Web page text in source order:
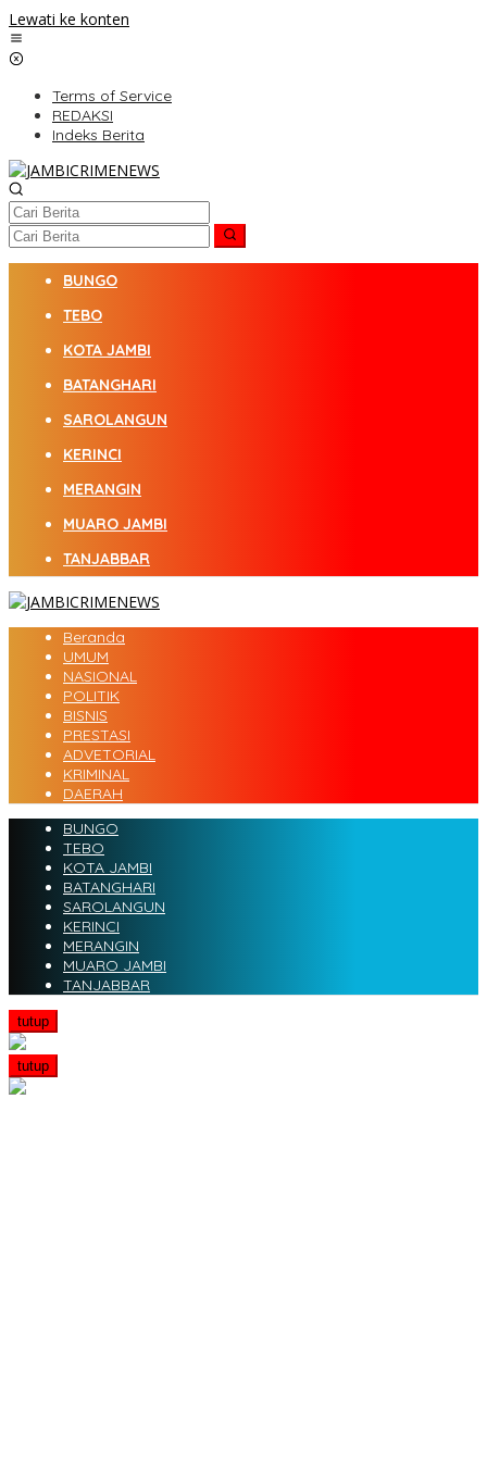
Lewati ke konten
Terms of Service
REDAKSI
Indeks Berita
BUNGO
TEBO
KOTA JAMBI
BATANGHARI
SAROLANGUN
KERINCI
MERANGIN
MUARO JAMBI
TANJABBAR
Beranda
UMUM
NASIONAL
POLITIK
BISNIS
PRESTASI
ADVETORIAL
KRIMINAL
DAERAH
BUNGO
TEBO
KOTA JAMBI
BATANGHARI
SAROLANGUN
KERINCI
MERANGIN
MUARO JAMBI
TANJABBAR
tutup
tutup